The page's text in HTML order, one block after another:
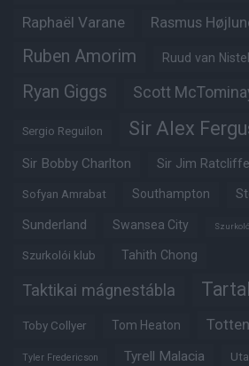
Raphaël Varane Rasmus
Ruben Amorim Ruud van
Ryan Giggs Scott
Sergio Reguilon Sir Alex
Sir Bobby Charlton Sir Jim Ratcliffe
Sofyan Amrabat Southampton
Sunderland Swansea City
Szurkolói klub Tahith Chong
Taktikai mágnestábla
Toby Collyer Tom Heaton
Tyler Fredericson Tyrell Malacia